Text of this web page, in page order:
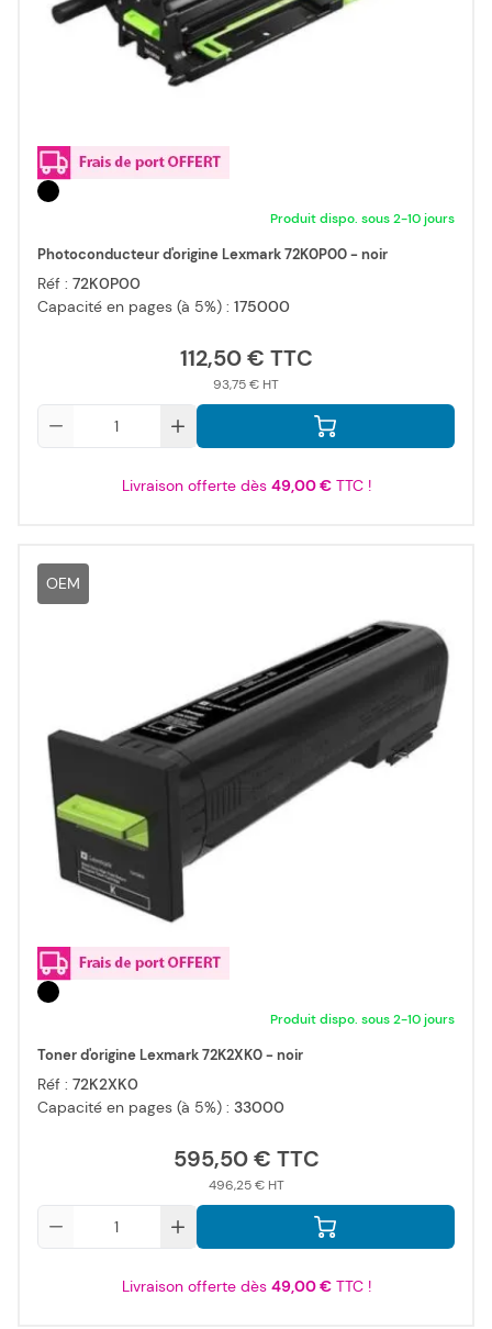
Produit dispo. sous 2-10 jours
Photoconducteur d'origine Lexmark 72K0P00 - noir
Réf : 72K0P00
Capacité en pages (à 5%) : 175000
112,50 €
93,75 €
Livraison offerte dès 49,00 €TTC !
OEM
Produit dispo. sous 2-10 jours
Toner d'origine Lexmark 72K2XK0 - noir
Réf : 72K2XK0
Capacité en pages (à 5%) : 33000
595,50 €
496,25 €
Livraison offerte dès 49,00 €TTC !